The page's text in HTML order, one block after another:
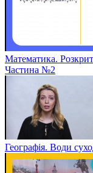
Математика.
Частина №2
Географія. Води